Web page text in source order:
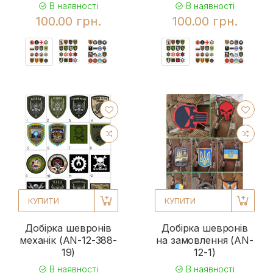
В наявності
100.00 грн.
В наявності
100.00 грн.
КУПИТИ
Добірка шевронів
механік (AN-12-388-
19)
В наявності
КУПИТИ
Добірка шевронів
на замовлення (AN-
12-1)
В наявності